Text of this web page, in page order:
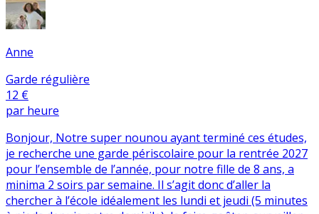
Anne
Garde régulière
12 €
par heure
Bonjour, Notre super nounou ayant terminé ces études,
je recherche une garde périscolaire pour la rentrée 2027
pour l’ensemble de l’année, pour notre fille de 8 ans, a
minima 2 soirs par semaine. Il s’agit donc d’aller la
chercher à l’école idéalement les lundi et jeudi (5 minutes